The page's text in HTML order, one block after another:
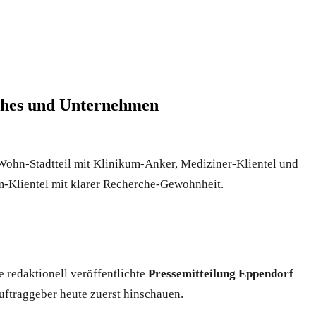
und Unternehmen
Stadtteil mit Klinikum-Anker, Mediziner-Klientel und
Klientel mit klarer Recherche-Gewohnheit.
redaktionell veröffentlichte Pressemitteilung Eppendorf
heute zuerst hinschauen.